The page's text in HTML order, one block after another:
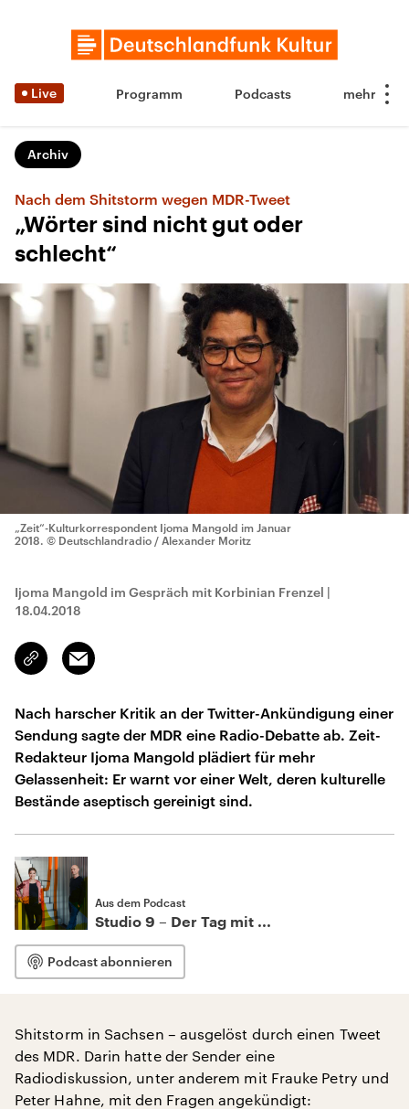
Live Programm Podcasts
Archiv
Nach dem Shitstorm wegen MDR-Tweet
„Wörter sind nicht gut oder
schlecht“
„Zeit“-Kulturkorrespondent Ijoma Mangold im Januar
2018. © Deutschlandradio / Alexander Moritz
Ijoma Mangold im Gespräch mit Korbinian Frenzel |
18.04.2018
Link
kopieren/teilen
Email
Nach harscher Kritik an der Twitter-Ankündigung einer
Sendung sagte der MDR eine Radio-Debatte ab. Zeit-
Redakteur Ijoma Mangold plädiert für mehr
Gelassenheit: Er warnt vor einer Welt, deren kulturelle
Bestände aseptisch gereinigt sind.
Aus dem Podcast
Studio 9 – Der Tag mit ...
Podcast abonnieren
Shitstorm in Sachsen – ausgelöst durch einen Tweet
des MDR. Darin hatte der Sender eine
Radiodiskussion, unter anderem mit Frauke Petry und
Peter Hahne, mit den Fragen angekündigt: